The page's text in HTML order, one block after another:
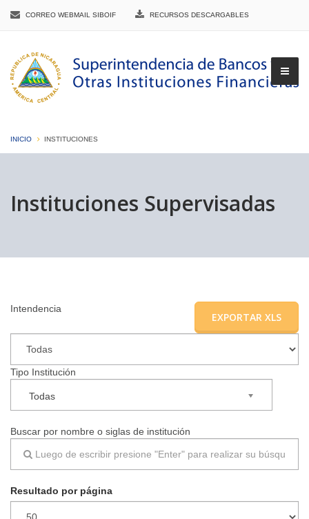
CORREO WEBMAIL SIBOIF RECURSOS DESCARGABLES
INICIO INSTITUCIONES
Instituciones Supervisadas
EXPORTAR XLS
Intendencia
Tipo Institución
Todas
Buscar por nombre o siglas de institución
Resultado por página